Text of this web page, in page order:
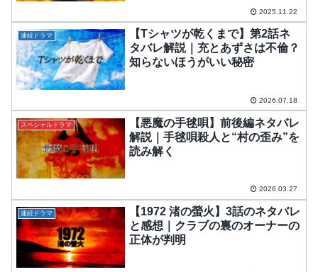
2025.11.22
連続ドラマ
【Tシャツが乾くまで】第2話ネ
タバレ解説｜充とあずさは不倫？
知らないほうがいい秘密
2026.07.18
スペシャルドラマ
【悪魔の手毬唄】前後編ネタバレ
解説｜手毬唄殺人と“村の歪み”を
読み解く
2026.03.27
連続ドラマ
【1972 渚の螢火】3話のネタバレ
と感想｜クラブの裏のオーナーの
正体が判明